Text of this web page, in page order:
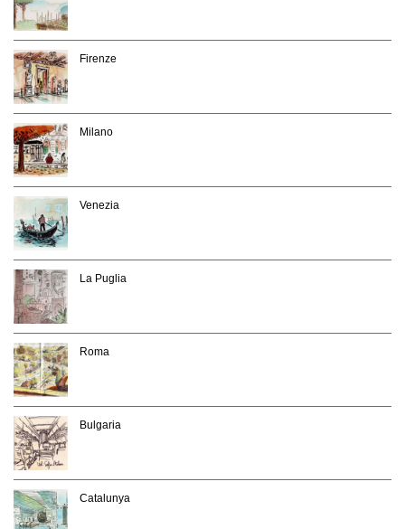
Firenze
Milano
Venezia
La Puglia
Roma
Bulgaria
Catalunya